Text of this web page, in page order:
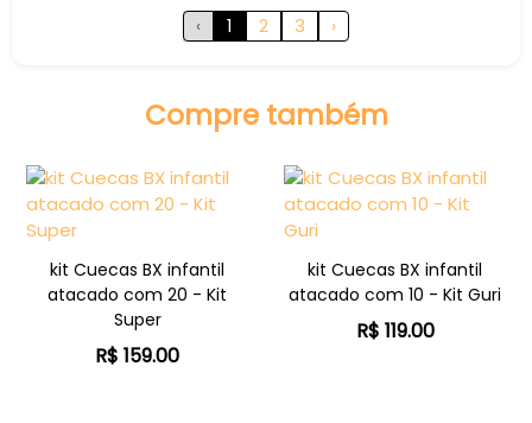
‹ 1 2 3 ›
Compre também
kit Cuecas BX infantil
atacado com 20 - Kit
Super
R$ 159.00
kit Cuecas BX infantil
atacado com 10 - Kit Guri
R$ 119.00